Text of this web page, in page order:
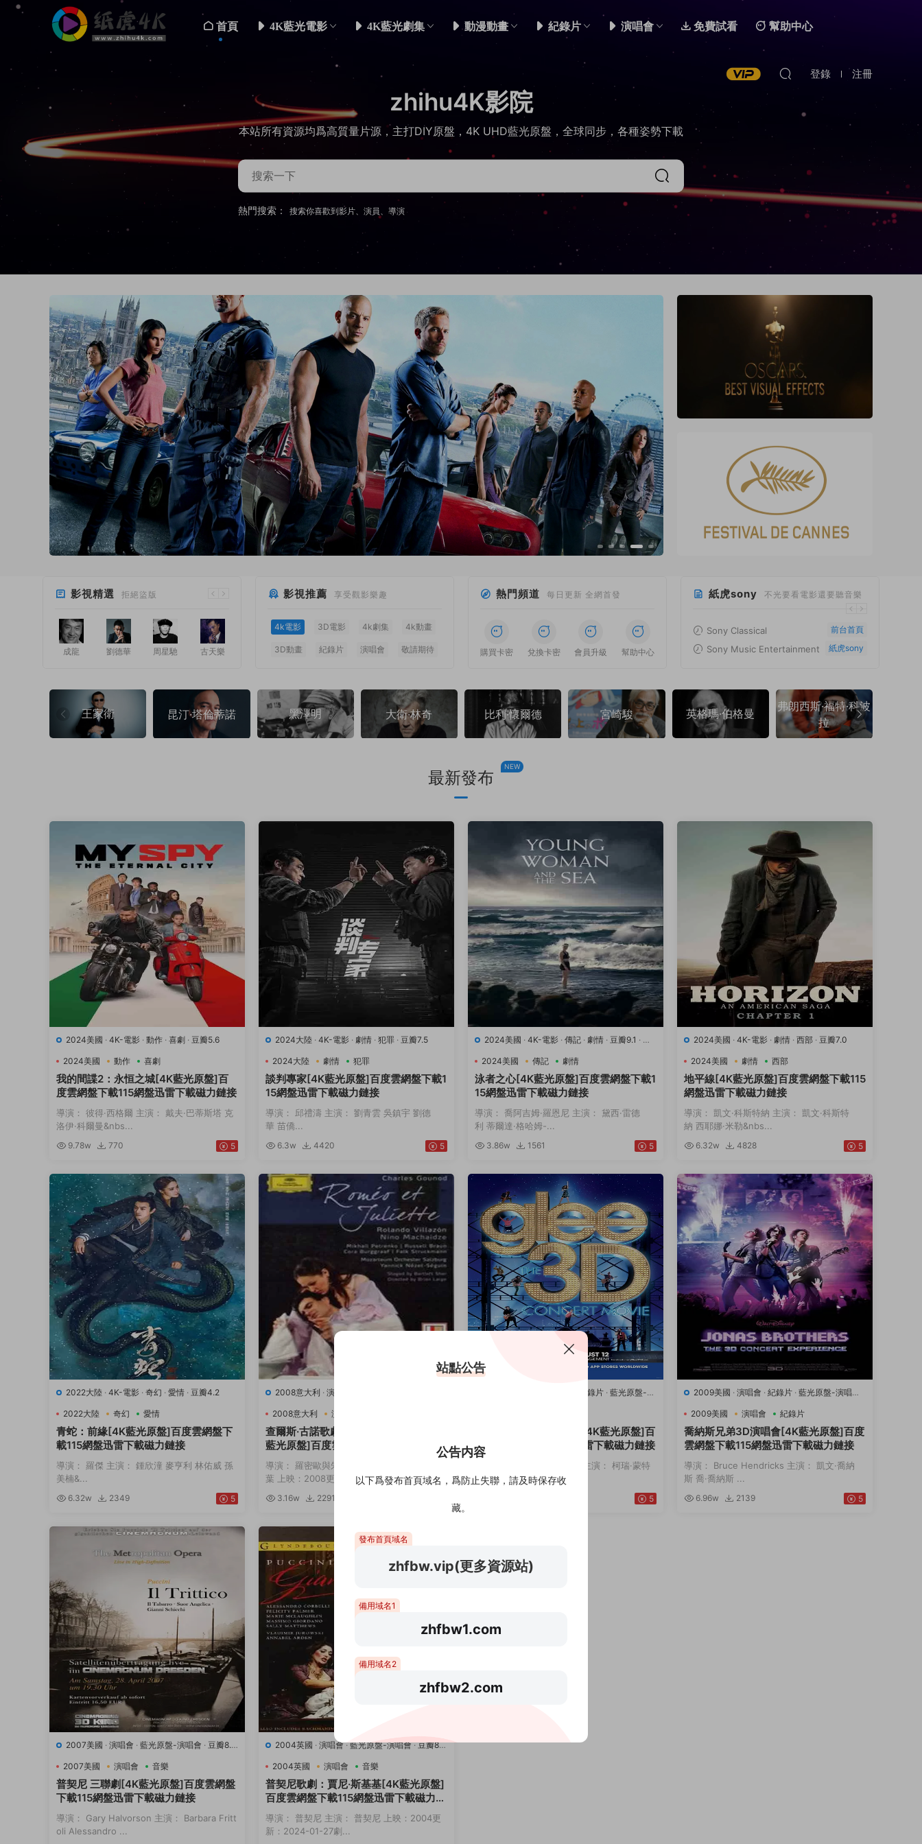
首頁 4K藍光電影 4K藍光劇集 動漫動畫 紀錄片 演唱會 免費試看 幫助中心
登錄 注冊
zhihu4K影院
本站所有資源均爲高質量片源，主打DIY原盤，4K UHD藍光原盤，全球同步，各種姿勢下載
熱門搜索： 搜索你喜歡到影片、演員、導演
影視精選 拒絕盜版
成龍 劉德華 周星馳 古天樂 11
影視推薦 享受觀影樂趣
4k電影 3D電影 4k劇集 4k動畫
3D動畫 紀錄片 演唱會 敬請期待
熱門頻道 每日更新 全網首發
購買卡密 兌換卡密 會員升級 幫助中心
紙虎sony 不光要看電影還要聽音樂
Sony Classical 前台首頁
Sony Music Entertainment 紙虎sony
王家衛 昆汀·塔倫蒂諾 黑澤明 大衛·林奇 比利·懷爾德 宮崎駿 英格瑪·伯格曼
弗朗西斯·福特·科波
拉
最新發布
NEW
2024美國 · 4K-電影 · 動作 · 喜劇 · 豆瓣5.6
2024美國 動作 喜劇
我的間諜2：永恒之城[4K藍光原盤]百
度雲網盤下載115網盤迅雷下載磁力鏈接
導演： 彼得·西格爾 主演： 戴夫·巴蒂斯塔 克
洛伊·科爾曼&nbs...
9.78w 770 5
2024大陸 · 4K-電影 · 劇情 · 犯罪 · 豆瓣7.5
2024大陸 劇情 犯罪
談判專家[4K藍光原盤]百度雲網盤下載1
15網盤迅雷下載磁力鏈接
導演： 邱禮濤 主演： 劉青雲 吳鎮宇 劉德
華 苗僑...
6.3w 4420 5
2024美國 · 4K-電影 · 傳記 · 劇情 · 豆瓣9.1 · 運
2024美國
傳記 劇情
泳者之心[4K藍光原盤]百度雲網盤下載1
15網盤迅雷下載磁力鏈接
導演： 喬阿吉姆·羅恩尼 主演： 黛西·雷德
利 蒂爾達·格哈姆-...
3.86w 1561 5
2024美國 · 4K-電影 · 劇情 · 西部 · 豆瓣7.0
2024美國 劇情 西部
地平線[4K藍光原盤]百度雲網盤下載115
網盤迅雷下載磁力鏈接
導演： 凱文·科斯特納 主演： 凱文·科斯特
納 西耶娜·米勒&nbs...
6.32w 4828 5
2022大陸 · 4K-電影 · 奇幻 · 愛情 · 豆瓣4.2
2022大陸 奇幻 愛情
青蛇：前緣[4K藍光原盤]百度雲網盤下
載115網盤迅雷下載磁力鏈接
導演： 羅傑 主演： 鍾欣潼 麥亨利 林佑威 孫
美楠&...
6.32w 2349 5
2008意大利 · 演唱會
2008意大利
演唱會
查爾斯·古諾歌劇：羅密歐與朱麗葉[4K
藍光原盤]百度雲網盤下載115網盤迅雷
下載磁力鏈接
導演： 羅密歐與朱麗葉 主演： 羅密歐與朱麗
葉 上映：2008更...
3.16w 2291
紀錄片 · 藍光原盤-演
歡樂合唱團：3D演唱會[4K藍光原盤]百
度雲網盤下載115網盤迅雷下載磁力鏈接
導演： Kevin Tancharoen 主演： 柯瑞·蒙特
斯 迪安娜·阿格隆&...
5
2009美國 · 演唱會 · 紀錄片 · 藍光原盤-演唱會
2009美國
演唱會 紀錄片
喬納斯兄弟3D演唱會[4K藍光原盤]百度
雲網盤下載115網盤迅雷下載磁力鏈接
導演： Bruce Hendricks 主演： 凱文·喬納
斯 喬·喬納斯 ...
6.96w 2139 5
2007美國 · 演唱會 · 藍光原盤-演唱會 · 豆瓣8.9
2007美國
演唱會 音樂
普契尼 三聯劇[4K藍光原盤]百度雲網盤
下載115網盤迅雷下載磁力鏈接
導演： Gary Halvorson 主演： Barbara Fritt
oli Alessandro ...
2004英國 · 演唱會·藍光原盤-演唱會·豆瓣8.2
2004英國
演唱會 音樂
普契尼歌劇：賈尼·斯基基[4K藍光原盤]
百度雲網盤下載115網盤迅雷下載磁力鏈
接
導演： 普契尼 主演： 普契尼 上映：2004更
新：2024-01-27劇...
站點公告
公告内容
以下爲發布首頁域名，爲防止失聯，請及時保存收
藏。
發布首頁域名
zhfbw.vip(更多資源站)
備用域名1
zhfbw1.com
備用域名2
zhfbw2.com